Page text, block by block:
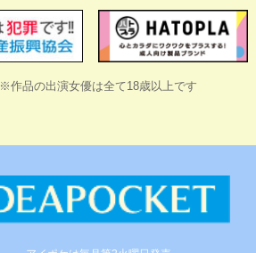
※作品の出演女優は全て18歳以上です